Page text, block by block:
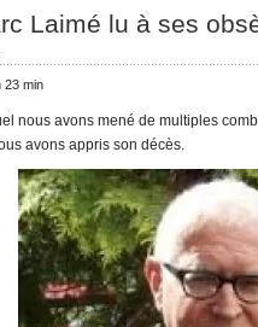
Laimé lu à ses
23 min
nous avons mené de multiples
avons appris son décès.